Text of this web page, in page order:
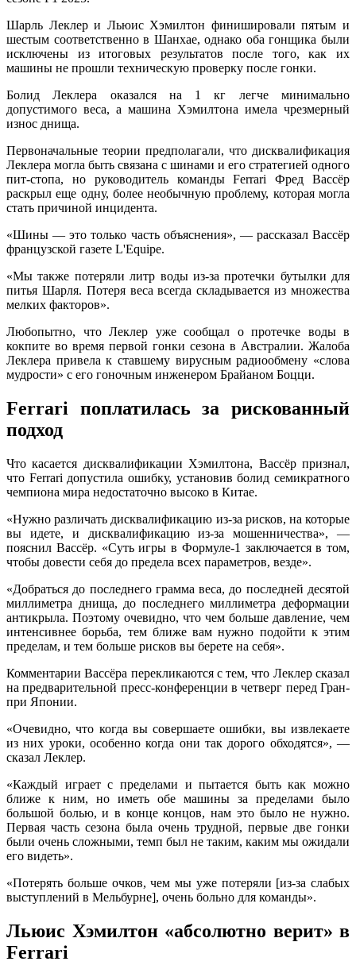
Шарль Леклер и Льюис Хэмилтон финишировали пятым и
шестым соответственно в Шанхае, однако оба гонщика были
исключены из итоговых результатов после того, как их
машины не прошли техническую проверку после гонки.
Болид Леклера оказался на 1 кг легче минимально
допустимого веса, а машина Хэмилтона имела чрезмерный
износ днища.
Первоначальные теории предполагали, что дисквалификация
Леклера могла быть связана с шинами и его стратегией одного
пит-стопа, но руководитель команды Ferrari Фред Вассёр
раскрыл еще одну, более необычную проблему, которая могла
стать причиной инцидента.
«Шины — это только часть объяснения», — рассказал Вассёр
французской газете L'Equipe.
«Мы также потеряли литр воды из-за протечки бутылки для
питья Шарля. Потеря веса всегда складывается из множества
мелких факторов».
Любопытно, что Леклер уже сообщал о протечке воды в
кокпите во время первой гонки сезона в Австралии. Жалоба
Леклера привела к ставшему вирусным радиообмену «слова
мудрости» с его гоночным инженером Брайаном Боцци.
Ferrari поплатилась за рискованный
подход
Что касается дисквалификации Хэмилтона, Вассёр признал,
что Ferrari допустила ошибку, установив болид семикратного
чемпиона мира недостаточно высоко в Китае.
«Нужно различать дисквалификацию из-за рисков, на которые
вы идете, и дисквалификацию из-за мошенничества», —
пояснил Вассёр. «Суть игры в Формуле-1 заключается в том,
чтобы довести себя до предела всех параметров, везде».
«Добраться до последнего грамма веса, до последней десятой
миллиметра днища, до последнего миллиметра деформации
антикрыла. Поэтому очевидно, что чем больше давление, чем
интенсивнее борьба, тем ближе вам нужно подойти к этим
пределам, и тем больше рисков вы берете на себя».
Комментарии Вассёра перекликаются с тем, что Леклер сказал
на предварительной пресс-конференции в четверг перед Гран-
при Японии.
«Очевидно, что когда вы совершаете ошибки, вы извлекаете
из них уроки, особенно когда они так дорого обходятся», —
сказал Леклер.
«Каждый играет с пределами и пытается быть как можно
ближе к ним, но иметь обе машины за пределами было
большой болью, и в конце концов, нам это было не нужно.
Первая часть сезона была очень трудной, первые две гонки
были очень сложными, темп был не таким, каким мы ожидали
его видеть».
«Потерять больше очков, чем мы уже потеряли [из-за слабых
выступлений в Мельбурне], очень больно для команды».
Льюис Хэмилтон «абсолютно верит» в
Ferrari